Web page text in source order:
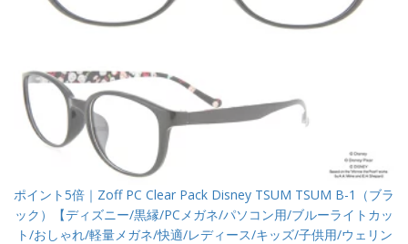
ポイント5倍｜Zoff PC Clear Pack Disney TSUM TSUM B-1（ブラ
ック）【ディズニー/黒縁/PCメガネ/パソコン用/ブルーライトカッ
ト/おしゃれ/軽量メガネ/快適/レディース/キッズ/子供用/ウェリン